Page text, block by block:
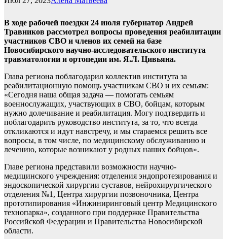
В ходе рабочей поездки 24 июля губернатор Андрей
Травников рассмотрел вопросы проведения реабилитации
участников СВО и членов их семей на базе
Новосибирского научно-исследовательского института
травматологии и ортопедии им. Я.Л. Цивьяна.
Глава региона поблагодарил коллектив института за
реабилитационную помощь участникам СВО и их семьям:
«Сегодня наша общая задача — помогать семьям
военнослужащих, участвующих в СВО, бойцам, которым
нужно долечивание и реабилитация. Могу подтвердить и
поблагодарить руководство института, за то, что всегда
откликаются и идут навстречу, и мы стараемся решить все
вопросы, в том числе, по медицинскому обслуживанию и
лечению, которые возникают у родных наших бойцов».
Главе региона представили возможности научно-
медицинского учреждения: отделения эндопротезирования и
эндоскопической хирургии суставов, нейрохирургического
отделения №1, Центра хирургии позвоночника, Центра
прототипирования «Инжиниринговый центр Медицинского
технопарка», созданного при поддержке Правительства
Российской Федерации и Правительства Новосибирской
области.